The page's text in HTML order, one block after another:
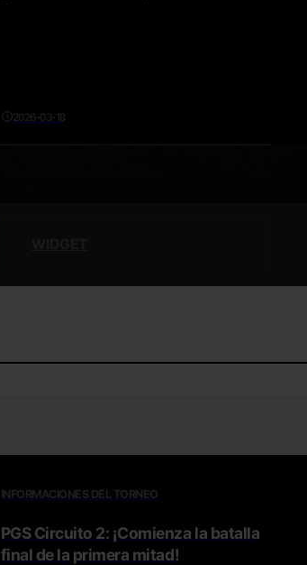
2026-03-18
INFORMACIONES DEL TORNEO
PGS Circuito 2: ¡Comienza la batalla
final de la primera mitad!